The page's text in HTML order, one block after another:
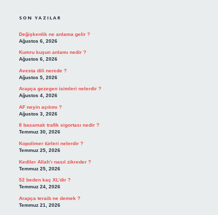
SON YAZILAR
Değişkenlik ne anlama gelir ?
Ağustos 6, 2026
Kumru kuşun anlamı nedir ?
Ağustos 6, 2026
Avesta dili nerede ?
Ağustos 5, 2026
Arapça gezegen isimleri nelerdir ?
Ağustos 4, 2026
AF neyin açılımı ?
Ağustos 3, 2026
8 basamak trafik sigortası nedir ?
Temmuz 30, 2026
Kopolimer türleri nelerdir ?
Temmuz 25, 2026
Kediler Allah’ı nasıl zikreder ?
Temmuz 25, 2026
52 beden kaç XL’dir ?
Temmuz 24, 2026
Arapça teraib ne demek ?
Temmuz 21, 2026